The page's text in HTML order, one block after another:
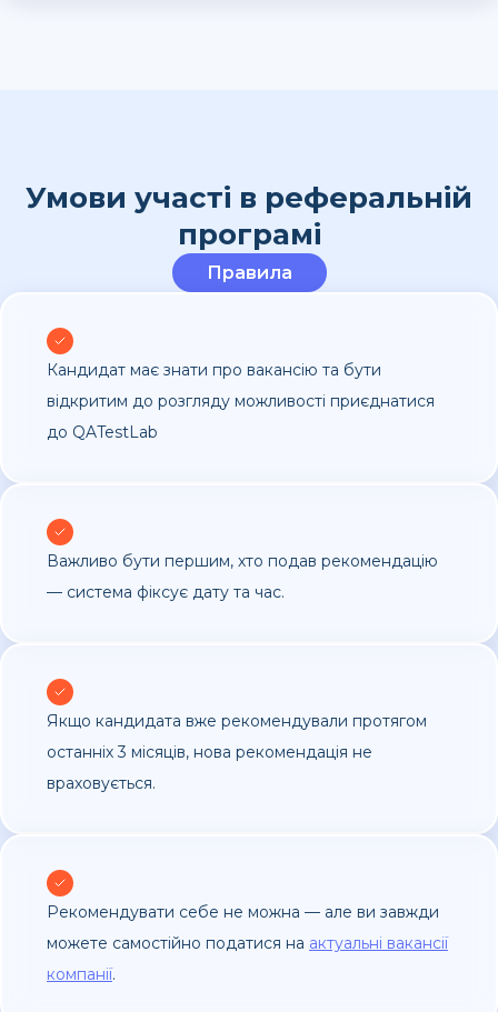
Умови участі в реферальній
програмі
Правила
Кандидат має знати про вакансію та бути
відкритим до розгляду можливості приєднатися
до QATestLab
Важливо бути першим, хто подав рекомендацію
— система фіксує дату та час.
Якщо кандидата вже рекомендували протягом
останніх 3 місяців, нова рекомендація не
враховується.
Рекомендувати себе не можна — але ви завжди
можете самостійно податися на актуальні вакансії
компанії.